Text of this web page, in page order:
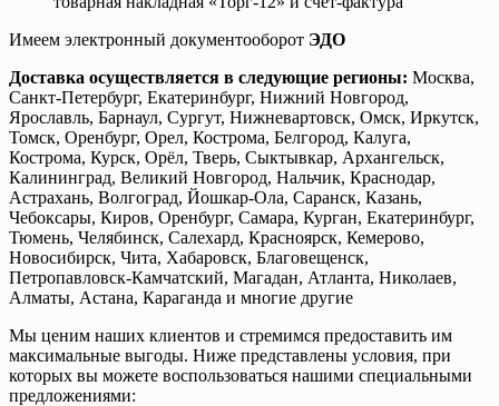
Имеем электронный документооборот ЭДО
Доставка осуществляется в следующие регионы: Москва,
Санкт-Петербург, Екатеринбург, Нижний Новгород,
Ярославль, Барнаул, Сургут, Нижневартовск, Омск, Иркутск,
Томск, Оренбург, Орел, Кострома, Белгород, Калуга,
Кострома, Курск, Орёл, Тверь, Сыктывкар, Архангельск,
Калининград, Великий Новгород, Нальчик, Краснодар,
Астрахань, Волгоград, Йошкар-Ола, Саранск, Казань,
Чебоксары, Киров, Оренбург, Самара, Курган, Екатеринбург,
Тюмень, Челябинск, Салехард, Красноярск, Кемерово,
Новосибирск, Чита, Хабаровск, Благовещенск,
Петропавловск-Камчатский, Магадан, Атланта, Николаев,
Алматы, Астана, Караганда и многие другие
Мы ценим наших клиентов и стремимся предоставить им
максимальные выгоды. Ниже представлены условия, при
которых вы можете воспользоваться нашими специальными
предложениями: